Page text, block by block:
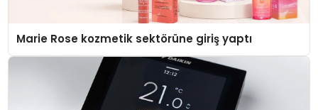
Marie Rose kozmetik sektörüne giriş yaptı